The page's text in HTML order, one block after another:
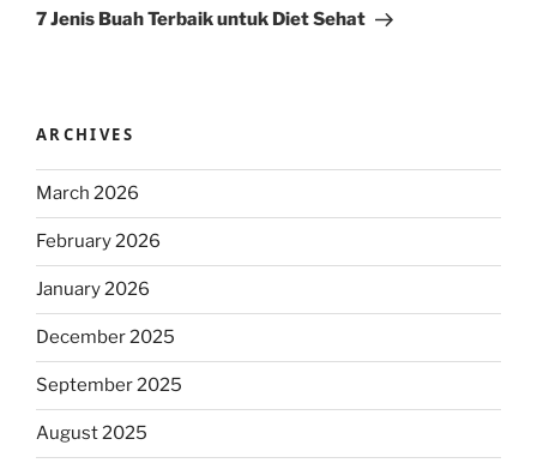
Post
7 Jenis Buah Terbaik untuk Diet Sehat
ARCHIVES
March 2026
February 2026
January 2026
December 2025
September 2025
August 2025